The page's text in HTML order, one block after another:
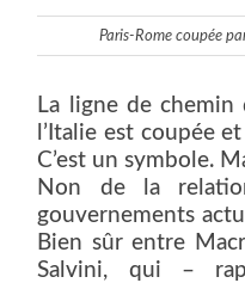
Paris-Rome coupée
La ligne de
l’Italie est coupée
C’est un symbole.
Non de la
gouvernements
Bien sûr entre
Salvini, qui –